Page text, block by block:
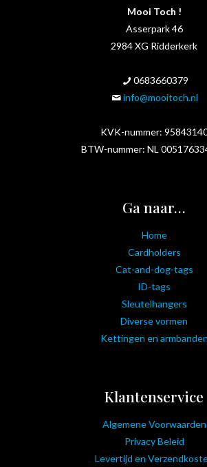
Mooi Toch !
Asserpark 46
2984 XG Ridderkerk
0683660379
info@mooitoch.nl
KVK-nummer:
BTW-nummer: NL
Ga naar…
Home
Cardholders
Cat-and-dog-tags
ID-tags
Sleutelhangers
Diverse vormen
Kettingen en armbanden
Klantenservice
Algemene Voorwaarden
Privacy Beleid
Levertijd en